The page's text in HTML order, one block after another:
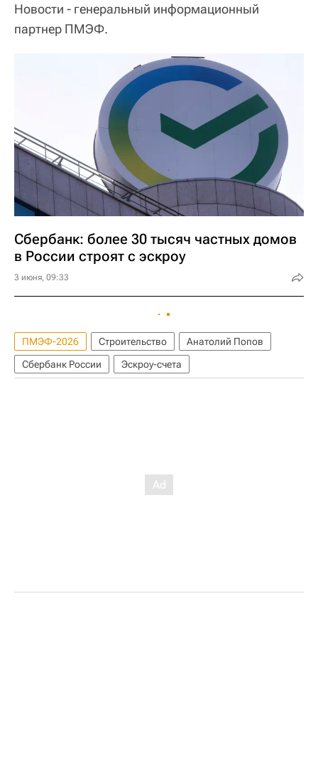
Новости - генеральный информационный
партнер ПМЭФ.
Сбербанк: более 30 тысяч частных домов
в России строят с эскроу
3 июня, 09:33
ПМЭФ-2026 Строительство
Анатолий Попов
Сбербанк России
Эскроу-счета